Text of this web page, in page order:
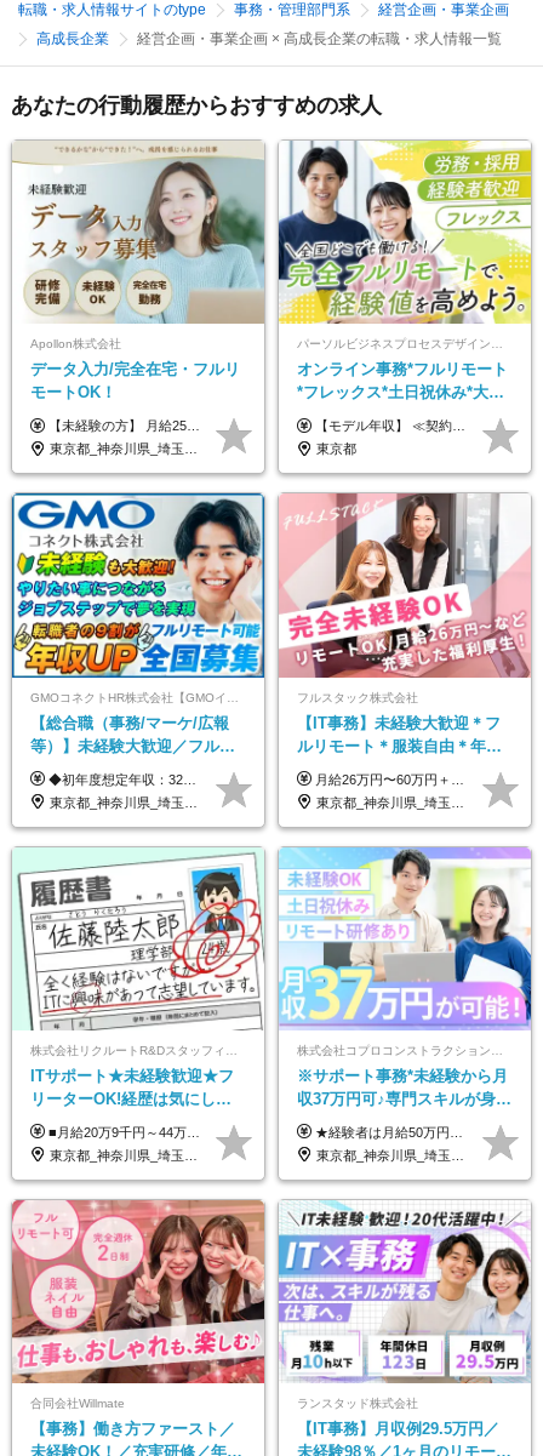
転職・求人情報サイトのtype 事務・管理部門系
経営企画・事業企画
高成長企業
経営企画・事業企画 × 高成長企業の転職・求人情報一覧
あなたの行動履歴からおすすめの求人
Apollon株式会社
データ入力/完全在宅・フルリ
モートOK！
【未経験の方】 月給25.5万円以上＋各種手当 【事務経験3年以上の方】 月給28万円以上＋各種手当 ※経験・スキル・年齢を考慮の上、決定します ※試用期間：3ヶ月(雇用形態は正社員、給与・待遇に変更はありません) ※残業代は全額別途支給 ※昇給：年1回（査定あり） ※賞与：年3回（業績に応じて支給） ＼努力がしっかり評価される環境です！／ 「どんなスキルを身につければ昇給できるか」が明確だから、 着実に成長しながら収入アップを目指せます。
東京都_神奈川県_埼玉県_千葉県_大阪府_愛知県_北海道_青森県_岩手県_宮城県_秋田県_山形県_福島県_茨城県_栃木県_群馬県_新潟県_山梨県_長野県_富山県_石川県_福井県_静岡県_岐阜県_三重県_兵庫県_京都府_滋賀県_奈良県_和歌山県_広島県_岡山県_鳥取県_島根県_山口県_徳島県_香川県_愛媛県_高知県_福岡県_熊本県_佐賀県_長崎県_大分県_宮崎県_鹿児島県_沖縄県
パーソルビジネスプロセスデザイン株式会社 事業開発本部
オンライン事務*フルリモート
*フレックス*土日祝休み*大手
パーソルグループ*オンライン
面接*30～40代活躍中
【モデル年収】 ≪契約社員≫ 年収330万円 (基本給23万 ＋ 地区手当3万円 ＋ 賞与)：都内在住 年収264万円 (基本給21万 ＋ 賞与)：静岡県在住 --------------- ●月給21万円～28万9900円＋賞与（年2回）＋各種手当 ●1年目想定給与：年収264万円～364万円 ●経験やスキルに応じて優遇します！ ※お住まいの地域により0～3万円の地区手当を支給しております ※試用期間中（3ヶ月間）の雇用形態および待遇に差異はありません ※残業代については選考時に詳細をご説明します ※通算契約期間の上限は5年となります ≪アルバイト≫ ●時給1,250円～2,300円 ●経験やスキルに応じて優遇します！ ●ご希望に応じ、扶養内での勤務も可能です！ ※試用期間中の雇用形態および待遇に差異はありません
東京都
【総合職（事務/マーケ/広報
等）】未経験大歓迎／フルリ
モ可で全国募集！年収アップ
多数★年休最大130日★
◆初年度想定年収：320万円〜840万円 【関東／一都三県】月給24万円〜70万円 【関西・東海地方】月給23万円〜65万円 【その他の地方等】月給22万円〜60万円 ※ご経験・スキル・前職給与などを考慮の上決定いたします。 ◉固定残業代制（固定残業代10,000円含） 固定残業代は7時間分・時間超過分は追加支給 ≪月給例≫ ・月給54万円（29歳／入社3年目） ・月給38万円（26歳／入社2年目） ・月給28万円（24歳／入社1年目） ※試用期間は6ヶ月で、その間の雇用形態は契約社員です。そのほかの条件に変更はありません。
東京都_神奈川県_埼玉県_千葉県_大阪府_愛知県_北海道_青森県_岩手県_宮城県_秋田県_山形県_福島県_茨城県_栃木県_群馬県_新潟県_山梨県_長野県_富山県_石川県_福井県_静岡県_岐阜県_三重県_兵庫県_京都府_滋賀県_奈良県_和歌山県_広島県_岡山県_鳥取県_島根県_山口県_徳島県_香川県_愛媛県_高知県_福岡県_熊本県_佐賀県_長崎県_大分県_宮崎県_鹿児島県_沖縄県
フルスタック株式会社
【IT事務】未経験大歓迎＊フ
ルリモート＊服装自由＊年休
125日以上＊残業なし＊月給26
万円以上
月給26万円〜60万円＋諸手当＋インセンティブ（２種）＋賞与 ★Point 設立から9ヶ月で全社員2万円の昇給実績 ※成果はしっかりと還元いたします！ ★Point 100％年収UPでの待遇提示も可能！ ※経験者であれば、100％年収アップも実現可能です。 ※試用期間最大2ヶ月/月給22万円〜
東京都_神奈川県_埼玉県_千葉県_茨城県
ITサポート★未経験歓迎★フ
リーターOK!経歴は気にしな
くて大丈夫★超大手リクルー
トグループの正社員/sg
■月給20万9千円～44万円 ※経験・能力・前給を考慮の上、決定いたします ※時間外手当100％支給 ※派遣就業先が変更となる場合には、就業規則、労使協定等に基づき賃金が変更となる可能性があります 「とにかく私生活重視」「残業があっても稼ぎたい」といった希望も配属の際に考慮します。 ＜手当＞ ■職務担当手当 ■通勤手当（上限月3万円） ■残業手当（全額支給） ■住宅手当（5割を会社負担／就業規則に定めるところによる） ■扶養手当 ■別居手当 ■資格試験受講料補助（資格ごとに社内規定により決定） ■資格取得奨励金 （資格により2万円～20万円の祝金支給） ◎一例 ・基本情報技術者（5万円） ・プロジェクトマネージャー試験（10万円） ・応用情報技術者試験（10万円） ・ITストラテジスト試験（10万円） ・エンベデッドシステムスペシャリスト試験（10万円） ・ディジタル技術検定（情報1級：10万円、制御1級：10万円、情報2級、制御2級：5万円 ・TOEIC（R）テスト（600～729点：5万円、 730～799点：10万円、800点以上：15万円） など
東京都_神奈川県_埼玉県_千葉県_大阪府_愛知県_青森県_岩手県_宮城県_秋田県_山形県_福島県_茨城県_栃木県_群馬県_山梨県_長野県_福井県_静岡県_岐阜県_三重県_兵庫県_京都府_滋賀県_奈良県_広島県_岡山県_山口県_香川県_福岡県_熊本県_佐賀県_長崎県_大分県_宮崎県_鹿児島県
※サポート事務*未経験から月
収37万円可♪専門スキルが身に
付く！Web面接＆リモート研
修も充実♪/a
★経験者は月給50万円～90万円 【首都圏】 月給30万1230円〜 ⇒基本22万7000円+地域6万4230円+皆勤1万円 【群馬/栃木/茨城】 月給28万1090円〜 ⇒基本23万4000円+地域3万7090円+皆勤1万円 【大阪/京都/兵庫】 月給30万130円〜 ⇒基本23万5000円+地域5万5130円+皆勤1万円 【静岡/愛知/岐阜/三重】 月給28万5840円〜 ⇒基本23万円+地域4万5840円+皆勤1万円 【北海道】 月給25万2960円〜 ⇒基本22万4000円+地域1万8960円+皆勤1万円 【福岡/佐賀/長崎/大分/熊本】 月給25万800円〜 ⇒基本21万8000円+地域2万2800円+皆勤1万円 【宮城/山形/福島】 月給25万580円〜 ⇒基本21万8000円+地域2万2580円+皆勤1万円 【広島/岡山/山口】 月給27万1090円〜 ⇒基本23万4000円+地域2万7090円+皆勤1万円 ※残業代は1分単位で全額支給（みなし残業制度なし） ※上記給与は最低支給額です。経験・能力に応じて決定致します ※試用期間1ヶ月、最大6ヶ月まで延長する可能性あり(条件変更なし) ※今期より新賃金体系へ移行しました。詳細は面接時にご説明します
東京都_神奈川県_埼玉県_大阪府_愛知県_北海道_宮城県_広島県_福岡県
合同会社Willmate
【事務】働き方ファースト／
未経験OK！／充実研修／年休
ランスタッド株式会社
【IT事務】月収例29.5万円／
未経験98％／1ヶ月のリモート